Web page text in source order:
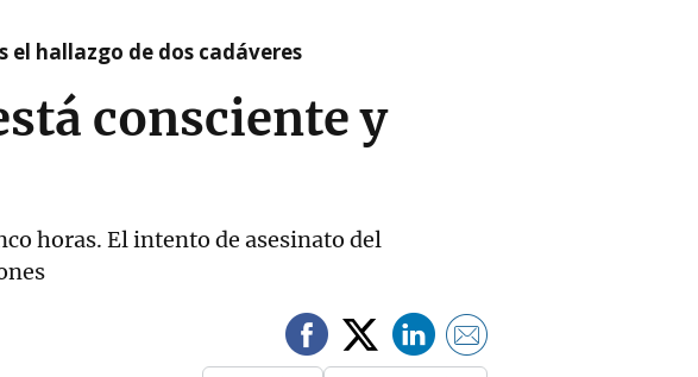
el hallazgo de dos cadáveres
consciente y
horas. El intento de asesinato del